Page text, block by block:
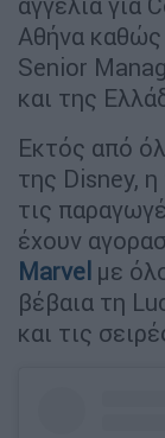
Αθήνα
Senior
και της
Εκτός από
της Disney,
τις
έχουν
Marvel με
βέβαια τη
και τις